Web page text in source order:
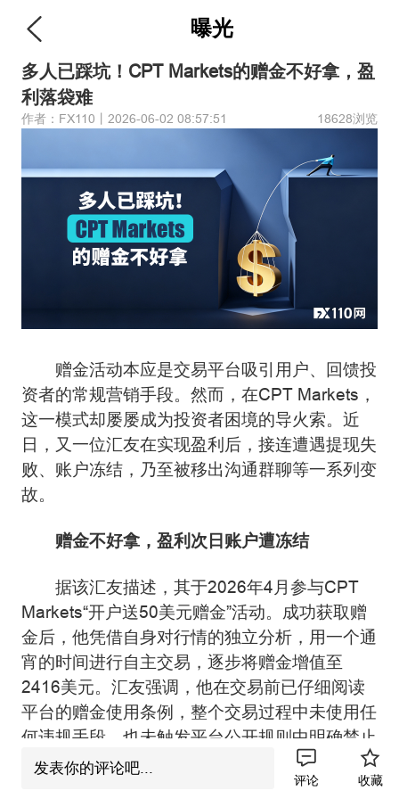
曝光
多人已踩坑！CPT Markets的赠金不好拿，盈
利落袋难
作者：FX110丨2026-06-02 08:57:51 18628浏览
赠金活动本应是交易平台吸引用户、回馈投
资者的常规营销手段。然而，在CPT Markets，
这一模式却屡屡成为投资者困境的导火索。近
日，又一位汇友在实现盈利后，接连遭遇提现失
败、账户冻结，乃至被移出沟通群聊等一系列变
故。
赠金不好拿，盈利次日账户遭冻结
据该汇友描述，其于2026年4月参与CPT
Markets“开户送50美元赠金”活动。成功获取赠
金后，他凭借自身对行情的独立分析，用一个通
宵的时间进行自主交易，逐步将赠金增值至
2416美元。汇友强调，他在交易前已仔细阅读
平台的赠金使用条例，整个交易过程中未使用任
何违规手段，也未触发平台公开规则中明确禁止
的行为。
发表你的评论吧...
评论 收藏